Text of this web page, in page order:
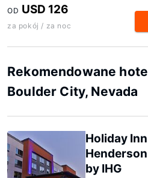
OD USD 126
za pokój / za noc
Rekomendowane
Boulder City, Nevada
Holiday
by IHG